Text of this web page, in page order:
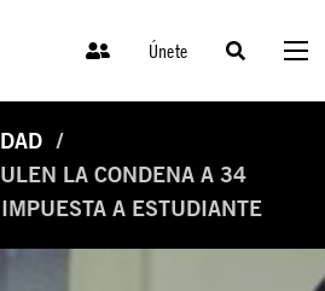
Únete
LA CONDENA A 34
A ESTUDIANTE